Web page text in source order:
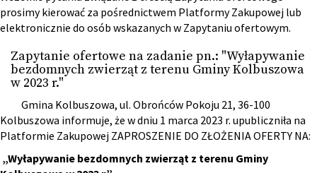
prosimy kierować za pośrednictwem Platformy Zakupowej lub
elektronicznie do osób wskazanych w Zapytaniu ofertowym.
Zapytanie ofertowe na zadanie pn.: "Wyłapywanie
bezdomnych zwierząt z terenu Gminy Kolbuszowa
w 2023 r."
Gmina Kolbuszowa, ul. Obrońców Pokoju 21, 36-100
Kolbuszowa informuje, że w dniu 1 marca 2023 r. upubliczniła na
Platformie Zakupowej ZAPROSZENIE DO ZŁOŻENIA OFERTY NA:
„Wyłapywanie bezdomnych zwierząt z terenu Gminy